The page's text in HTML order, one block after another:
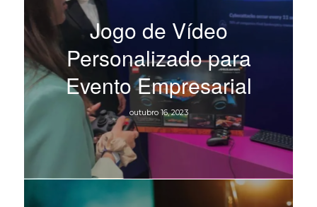
Jogo de Vídeo
Personalizado para
Evento Empresarial
outubro 16, 2023